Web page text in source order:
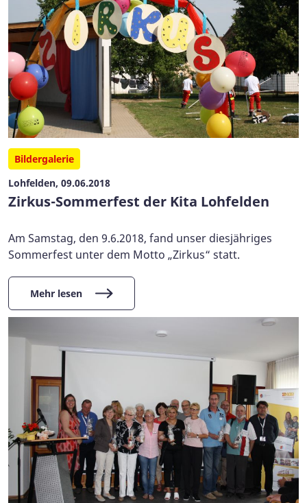
Bildergalerie
Lohfelden, 09.06.2018
Zirkus-Sommerfest der Kita Lohfelden
Am Samstag, den 9.6.2018, fand unser diesjähriges
Sommerfest unter dem Motto „Zirkus“ statt.
Mehr lesen